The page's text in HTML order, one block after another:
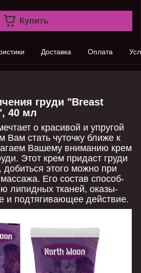
Купить
Доставка Оплата
груди "Breast
40 мл
о кра­си­вой и упру­гой
стать чуточку ближе к
Вашему внима­нию крем
Этот крем при­даст груди
добиться этого можно при
Его состав спо­соб­
липид­ных тка­ней, ока­зы­
и под­тяги­вающее действие.